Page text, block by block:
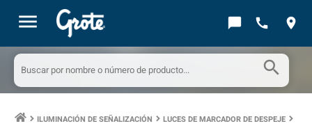
menu chat_bubble call location_on
search
keyboard_arrow_right ILUMINACIÓN DE SEÑALIZACIÓN keyboard_arrow_right LUCES DE MARCADOR DE DESPEJE keyboard_arrow_right